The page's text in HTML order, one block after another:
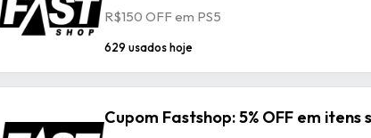
R$150 OFF em PS5
629 usados hoje
Cupom Fastshop: 5% OFF em